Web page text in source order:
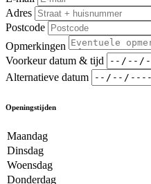
Adres
Postcode
Opmerkingen
Voorkeur datum & tijd
Alternatieve datum
Openingstijden
Maandag
Dinsdag
Woensdag
Donderdag